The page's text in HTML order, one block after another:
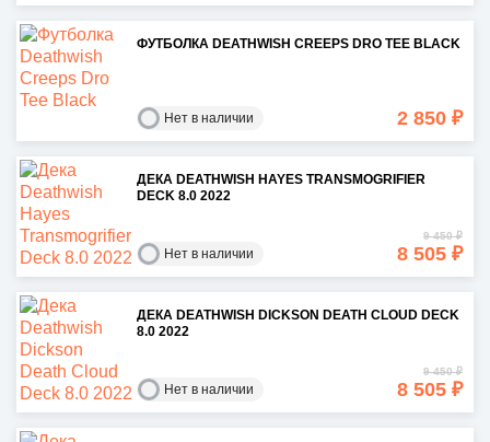
ФУТБОЛКА DEATHWISH CREEPS DRO TEE BLACK
Нет в наличии 2 850 ₽
ДЕКА DEATHWISH HAYES TRANSMOGRIFIER
DECK 8.0 2022
Нет в наличии
9 450 ₽
8 505 ₽
ДЕКА DEATHWISH DICKSON DEATH CLOUD DECK
8.0 2022
Нет в наличии
9 450 ₽
8 505 ₽